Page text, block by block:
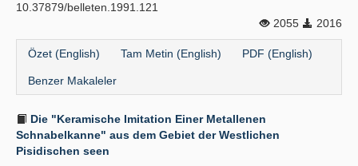
10.37879/belleten.1991.121
2055
2016
Özet (English) Tam Metin (English) PDF (English)
Benzer Makaleler
Die "Keramische Imitation Einer Metallenen
Schnabelkanne" aus dem Gebiet der Westlichen
Pisidischen seen